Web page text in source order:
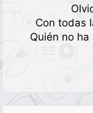
Con todas
Quién no